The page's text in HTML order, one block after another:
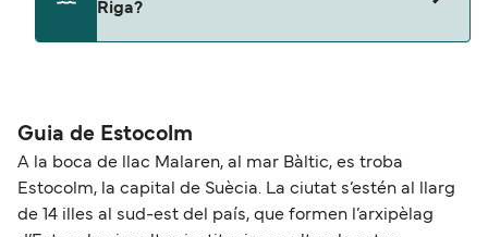
alternativas.
Riga?
Guia de Estocolm
A la boca de llac Malaren, al mar Bàltic, es troba
Estocolm, la capital de Suècia. La ciutat s’estén al llarg
de 14 illes al sud-est del país, que formen l’arxipèlag